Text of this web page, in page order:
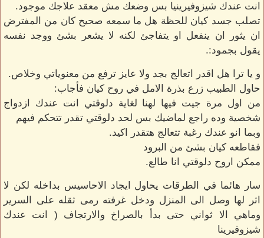
انت عندك شيزوفيرينيا بس وضعك مش معقد علاجك موجود.
تصلب جسد كيان للحظة هل ما سمعه صحيح كان من المفترض
ان يثور ان ينفعل او يتفاجئ لكنه لا يشعر بشئ ووجد نفسه
يقول بجمود:.
و يا ترا هل اقدر اتعالج بجد ولا عايز ترفع من معنوياتي وخلاص.
حاول الطبيب زرع بذرة الامل في روح كيان فأجاب:
من اول مرة جيت فيها لهنا لغاية دلوقتي انت عندك ازدواج
شخصية وده راجع لماضيك بس لحد دلوقتي تقدر تتحكم فيهم
وبما انو عندك رغبة تتعالج هتقدر اكيد.
فقاطعه كيان بشئ من البرود
ممكن اروح دلوقتي انا طالع.
سار هائما في الطرقات يحاول ايجاد الاحاسيس بداخله لكن لا
اثر لها وصل الى المنزل ودخل غرفته رمى ثقله على السرير
وماهي الا ثواني حتى بدأ بالصراخ والارتجاف ( انت عندك
شيزوفيرينا